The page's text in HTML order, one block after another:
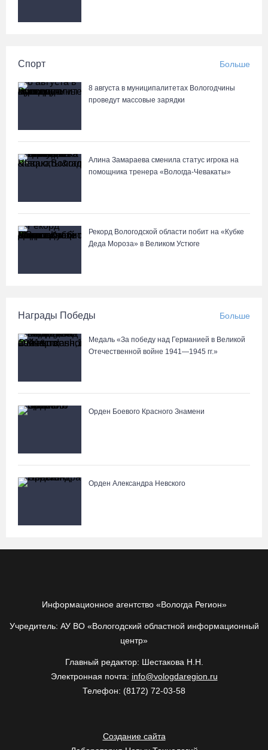
Спорт Больше
8 августа в муниципалитетах Вологодчины
проведут массовые зарядки
Алина Замараева сменила статус игрока на
помощника тренера «Вологда-Чевакаты»
Рекорд Вологодской области побит на «Кубке
Деда Мороза» в Великом Устюге
Награды Победы Больше
Медаль «За победу над Германией в Великой
Отечественной войне 1941—1945 гг.»
Орден Боевого Красного Знамени
Орден Александра Невского
Информационное агентство «Вологда Регион»
Учредитель: АУ ВО «Вологодский областной информационный
центр»
Главный редактор: Шестакова Н.Н.
Электронная почта: info@vologdaregion.ru
Телефон: (8172) 72-03-58
Создание сайта